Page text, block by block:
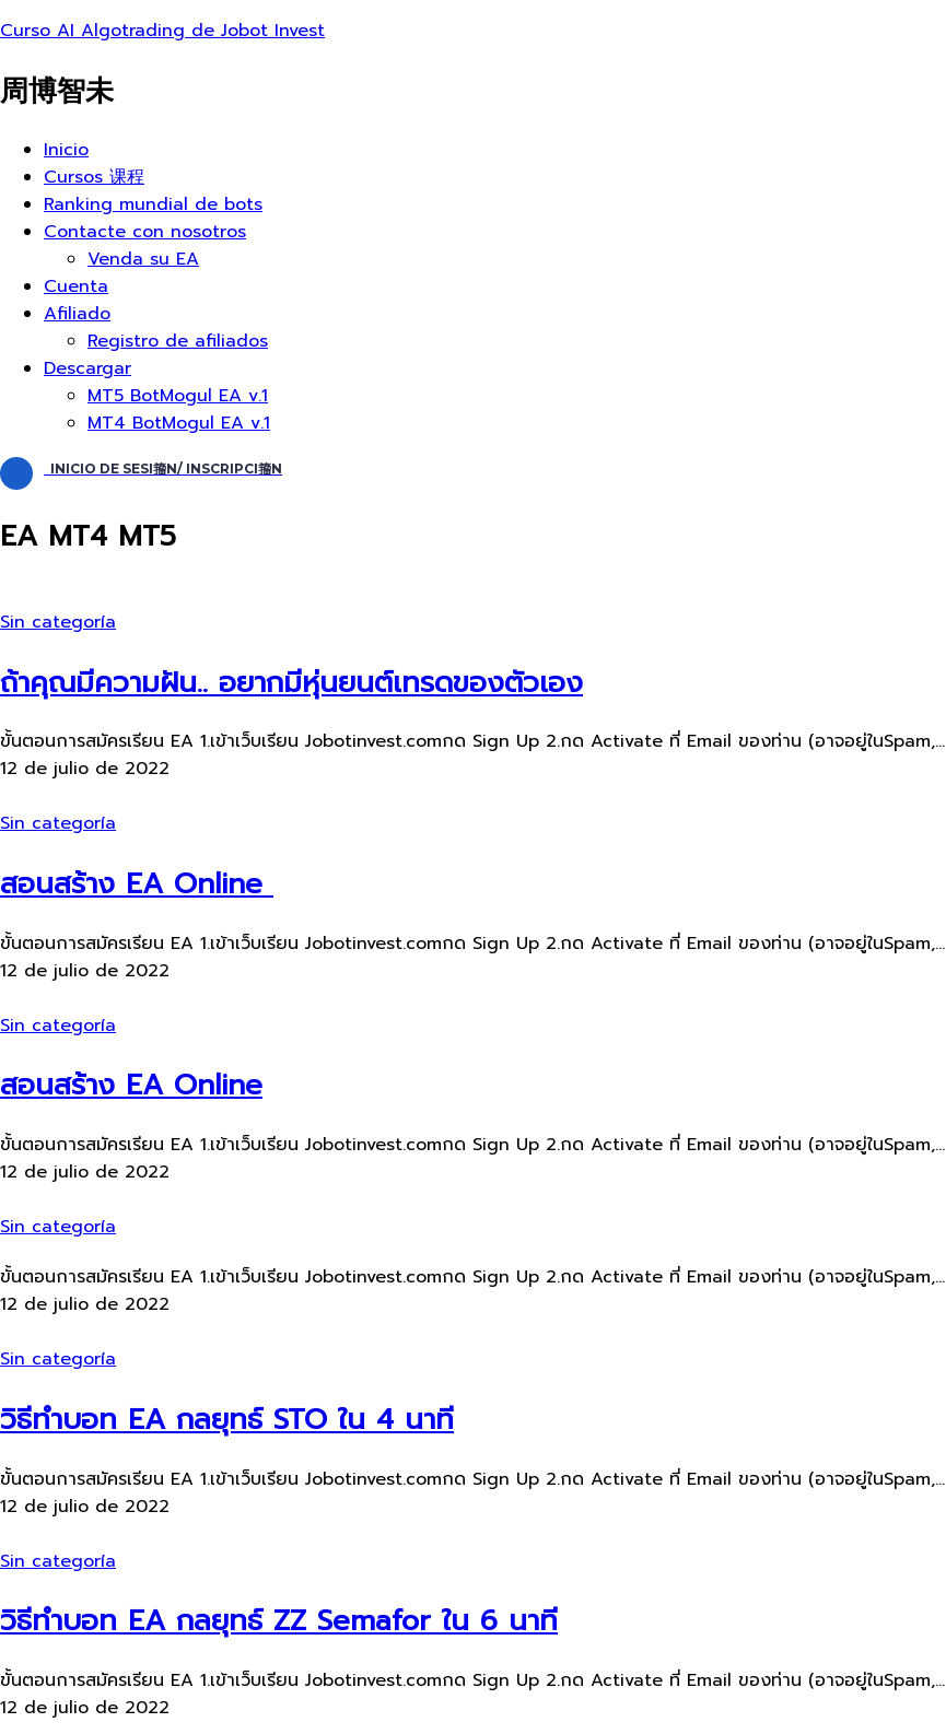
Curso AI Algotrading de Jobot Invest
周博智未
MenúInicio
Cursos 课程
Ranking mundial de bots
Contacte con nosotros
Venda su EA
Cuenta
Afiliado
Registro de afiliados
Descargar
MT5 BotMogul EA v.1
MT4 BotMogul EA v.1
INICIO DE SESI籀N/ INSCRIPCI籀N
EA MT4 MT5
Sin categoría
ถ้าคุณมีความฝัน.. อยากมีหุ่นยนต์เทรดของตัวเอง
ขั้นตอนการสมัครเรียน​ EA 1.เข้าเว็บ​เรียน Jobotinvest.comกด Sign Up 2.กด Activate ที่ Email ของท่าน​ (อาจอยู่ใน​Spam,...
12 de julio de 2022
Sin categoría
สอนสร้าง EA Online
ขั้นตอนการสมัครเรียน​ EA 1.เข้าเว็บ​เรียน Jobotinvest.comกด Sign Up 2.กด Activate ที่ Email ของท่าน​ (อาจอยู่ใน​Spam,...
12 de julio de 2022
Sin categoría
สอนสร้าง EA Online
ขั้นตอนการสมัครเรียน​ EA 1.เข้าเว็บ​เรียน Jobotinvest.comกด Sign Up 2.กด Activate ที่ Email ของท่าน​ (อาจอยู่ใน​Spam,...
12 de julio de 2022
Sin categoría
ขั้นตอนการสมัครเรียน​ EA 1.เข้าเว็บ​เรียน Jobotinvest.comกด Sign Up 2.กด Activate ที่ Email ของท่าน​ (อาจอยู่ใน​Spam,...
12 de julio de 2022
Sin categoría
วิธีทำบอท EA กลยุทธ์ STO ใน 4 นาที
ขั้นตอนการสมัครเรียน​ EA 1.เข้าเว็บ​เรียน Jobotinvest.comกด Sign Up 2.กด Activate ที่ Email ของท่าน​ (อาจอยู่ใน​Spam,...
12 de julio de 2022
Sin categoría
วิธีทำบอท EA กลยุทธ์ ZZ Semafor ใน 6 นาที
ขั้นตอนการสมัครเรียน​ EA 1.เข้าเว็บ​เรียน Jobotinvest.comกด Sign Up 2.กด Activate ที่ Email ของท่าน​ (อาจอยู่ใน​Spam,...
12 de julio de 2022